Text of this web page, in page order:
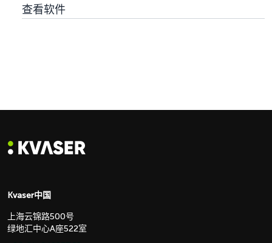
查看软件
Kvaser中国
上海云锦路500号
绿地汇中心A座522室